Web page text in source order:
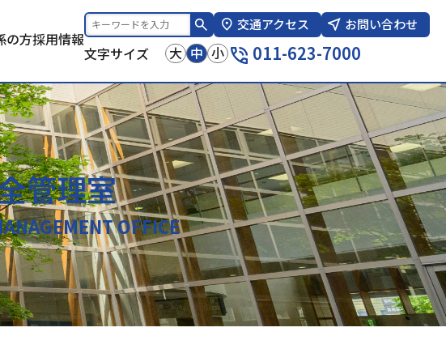
の方採用情報
交通アクセス お問い合わせ
文字サイズ 大 中 小 011-623-7000
管理室
OFFICE